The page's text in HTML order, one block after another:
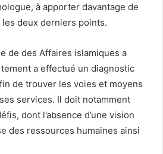
à apporter davantage de
deux derniers points.
de des Affaires islamiques a
a effectué un diagnostic
de trouver les voies et moyens
services. Il doit notamment
dont l’absence d’une vision
des ressources humaines ainsi